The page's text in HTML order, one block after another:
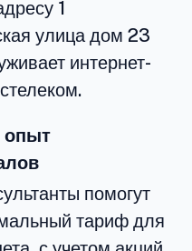
1
улица дом 23
интернет-
опыт
помогут
тариф для